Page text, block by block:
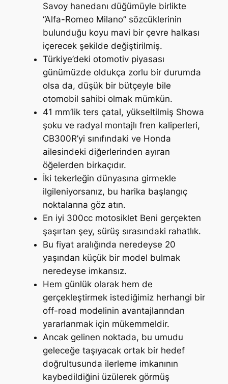
Savoy hanedanı düğümüyle birlikte
“Alfa-Romeo Milano” sözcüklerinin
bulunduğu koyu mavi bir çevre halkası
içerecek şekilde değiştirilmiş.
Türkiye’deki otomotiv piyasası
günümüzde oldukça zorlu bir durumda
olsa da, düşük bir bütçeyle bile
otomobil sahibi olmak mümkün.
41 mm’lik ters çatal, yükseltilmiş Showa
şoku ve radyal montajlı fren kaliperleri,
CB300R’yi sınıfındaki ve Honda
ailesindeki diğerlerinden ayıran
öğelerden birkaçıdır.
İki tekerleğin dünyasına girmekle
ilgileniyorsanız, bu harika başlangıç ​​
noktalarına göz atın.
En iyi 300cc motosiklet Beni gerçekten
şaşırtan şey, sürüş sırasındaki rahatlık.
Bu fiyat aralığında neredeyse 20
yaşından küçük bir model bulmak
neredeyse imkansız.
Hem günlük olarak hem de
gerçekleştirmek istediğimiz herhangi bir
off-road modelinin avantajlarından
yararlanmak için mükemmeldir.
Ancak gelinen noktada, bu umudu
geleceğe taşıyacak ortak bir hedef
doğrultusunda ilerleme imkanının
kaybedildiğini üzülerek görmüş